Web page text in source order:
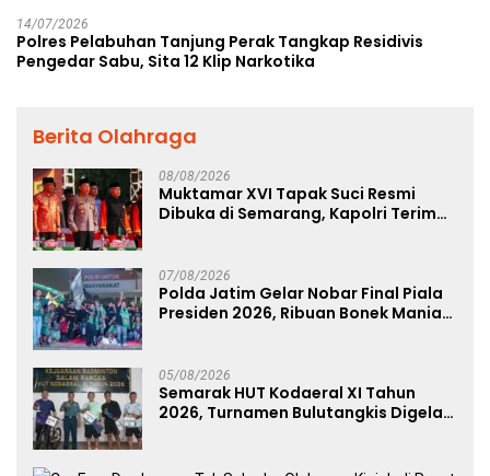
14/07/2026
Polres Pelabuhan Tanjung Perak Tangkap Residivis
Pengedar Sabu, Sita 12 Klip Narkotika
Berita Olahraga
08/08/2026
Muktamar XVI Tapak Suci Resmi
Dibuka di Semarang, Kapolri Terima
07/08/2026
Polda Jatim Gelar Nobar Final Piala
Presiden 2026, Ribuan Bonek Mania
05/08/2026
Semarak HUT Kodaeral XI Tahun
2026, Turnamen Bulutangkis Digelar